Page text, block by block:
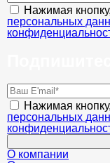
Нажимая
персональных
Нажимая
персональных
О компании